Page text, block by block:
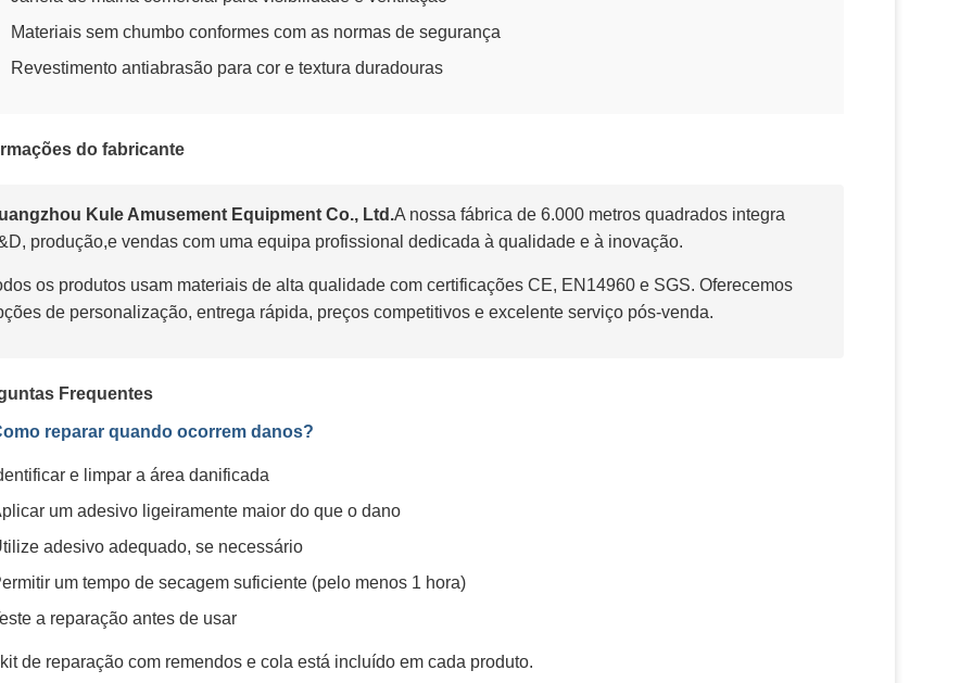
Materiais sem chumbo conformes com as normas de segurança
Revestimento antiabrasão para cor e textura duradouras
do fabricante
Kule Amusement Equipment Co., Ltd.A nossa fábrica de 6.000 metros quadrados integra
produção,e vendas com uma equipa profissional dedicada à qualidade e à inovação.
os produtos usam materiais de alta qualidade com certificações CE, EN14960 e SGS. Oferecemos
de personalização, entrega rápida, preços competitivos e excelente serviço pós-venda.
Frequentes
reparar quando ocorrem danos?
e limpar a área danificada
um adesivo ligeiramente maior do que o dano
adesivo adequado, se necessário
um tempo de secagem suficiente (pelo menos 1 hora)
a reparação antes de usar
de reparação com remendos e cola está incluído em cada produto.